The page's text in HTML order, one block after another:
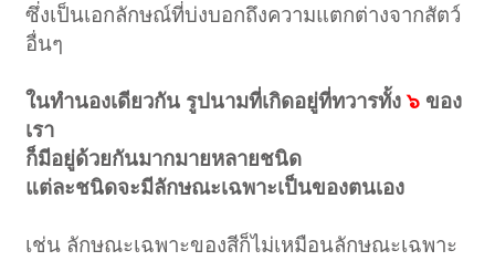
ซึ่งเป็นเอกลักษณ์ที่บ่งบอกถึงความแตกต่างจากสัตว์
อื่นๆ
ในทำนองเดียวกัน รูปนามที่เกิดอยู่ที่ทวารทั้ง๖ ของ
เรา
ก็มีอยู่ด้วยกันมากมายหลายชนิด
แต่ละชนิดจะมีลักษณะเฉพาะเป็นของตนเอง
เช่น ลักษณะเฉพาะของสีก็ไม่เหมือนลักษณะเฉพาะ